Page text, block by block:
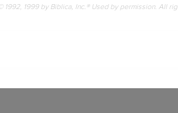
1992, 1999 by Biblica, Inc.® Used by permission. All